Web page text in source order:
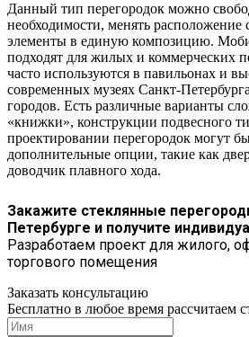
Данный тип перегородок можно
необходимости, менять расположение
элементы в единую композицию.
подходят для жилых и коммерческих
часто используются в павильонах и
современных музеях Санкт-
городов. Есть различные варианты
«книжки», конструкции подвесного
проектировании перегородок могут
дополнительные опции, такие как
доводчик плавного хода.
Закажите стеклянные
Петербурге и получите
Разработаем проект для жилого,
торгового помещения
Заказать консультацию
Бесплатно в любое время рассчитаем